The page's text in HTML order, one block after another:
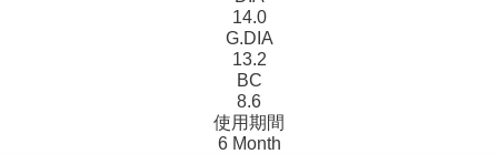
14.0
G.DIA
13.2
BC
8.6
使用期間
6 Month